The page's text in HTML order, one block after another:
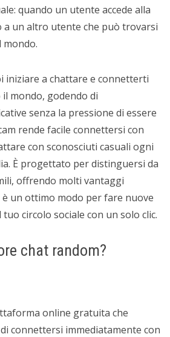
quando un utente accede alla
a un altro utente che può trovarsi
mondo.
iniziare a chattare e connetterti
mondo, godendo di
senza la pressione di essere
rende facile connettersi con
con sconosciuti casuali ogni
È progettato per distinguersi da
offrendo molti vantaggi
un ottimo modo per fare nuove
circolo sociale con un solo clic.
chat random?
online gratuita che
connettersi immediatamente con